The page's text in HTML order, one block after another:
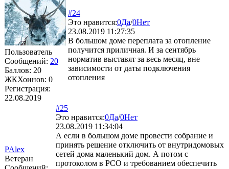
Пользователь
Сообщений: 20
Баллов: 20
ЖКХоинов: 0
Регистрация:
22.08.2019
#24
Это нравится:0Да/0Нет
23.08.2019 11:27:35
В большом доме переплата за отопление
получится приличная. И за сентябрь
норматив выставят за весь месяц, вне
зависимости от даты подключения
отопления
PAlex
Ветеран
#25
Это нравится:0Да/0Нет
23.08.2019 11:34:04
А если в большом доме провести собрание и
принять решение отключить от внутридомовых
сетей дома маленький дом. А потом с
протоколом в РСО и требованием обеспечить